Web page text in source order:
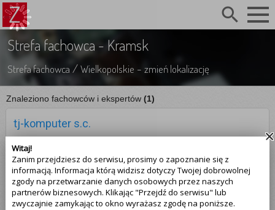
Witaj!
Zanim przejdziesz do serwisu, prosimy o zapoznanie się z
informacją. Informacja którą widzisz dotyczy Twojej dobrowolnej
zgody na przetwarzanie danych osobowych przez naszych
partnerów biznesowych. Klikając "Przejdź do serwisu" lub
zwyczajnie zamykając to okno wyrażasz zgodę na poniższe.
search
Strefa fachowca - Kramsk
Strefa fachowca /Wielkopolskie - zmień lokalizację
Znaleziono fachowców i ekspertów (1)
tj-komputer s.c.
☆☆☆☆☆
508-178-844
Kramsk
Pogorzelna 9